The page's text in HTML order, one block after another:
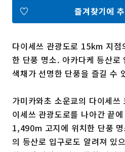
운영조직 소개
링크
언어선택
다이세쓰 관광도로 15km 지
한 단풍 명소. 아카다케 등산로
색채가 선명한 단풍을 즐길 수
가미카와초 소운쿄의 다이세
이세쓰 관광도로를 나아간 끝
1,490m 고지에 위치한 단풍
의 등산로 입구로도 알려져 있
즐겨찾기에